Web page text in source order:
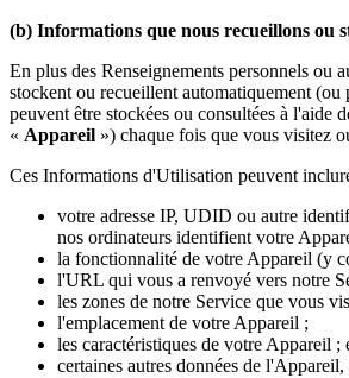
(b) Informations que nous recueillons ou
En plus des Renseignements personnels ou
stockent ou recueillent automatiquement
peuvent être stockées ou consultées à l'aide
« Appareil ») chaque fois que vous visitez
Ces Informations d'Utilisation peuvent
votre adresse IP, UDID ou autre
nos ordinateurs identifient votre
la fonctionnalité de votre Appareil (y
l'URL qui vous a renvoyé vers notre
les zones de notre Service que vous
l'emplacement de votre Appareil ;
les caractéristiques de votre Appareil ;
certaines autres données de